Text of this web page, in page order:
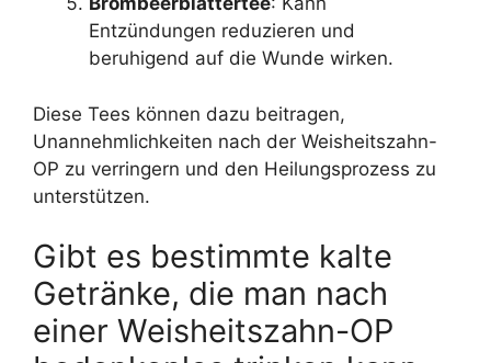
Entzündungen reduzieren und
beruhigend auf die Wunde wirken.
Diese Tees können dazu beitragen,
Unannehmlichkeiten nach der Weisheitszahn-
OP zu verringern und den Heilungsprozess zu
unterstützen.
Gibt es bestimmte kalte
Getränke, die man nach
einer Weisheitszahn-OP